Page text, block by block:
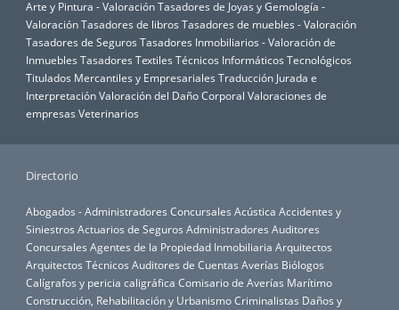
Arte y Pintura - ValoraciónTasadores de Joyas y Gemología -
ValoraciónTasadores de libros Tasadores de muebles - Valoración
Tasadores de Seguros Tasadores Inmobiliarios - Valoración de
Inmuebles Tasadores Textiles Técnicos Informáticos Tecnológicos
Titulados Mercantiles y Empresariales Traducción Jurada e
InterpretaciónValoración del Daño Corporal Valoraciones de
empresas Veterinarios
Directorio
Abogados - Administradores Concursales Acústica Accidentes y
Siniestros Actuarios de Seguros Administradores Auditores
Concursales Agentes de la Propiedad Inmobiliaria Arquitectos
Arquitectos Técnicos Auditores de Cuentas Averías Biólogos
Calígrafos y pericia caligráfica Comisario de Averías Marítimo
Construcción, Rehabilitación y UrbanismoCriminalistas Daños y